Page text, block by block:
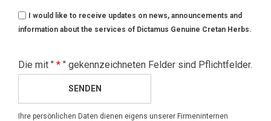
ein I would like to receive updates on news, announcements and
information about the services of Dictamus Genuine Cretan Herbs.
Die mit " * " gekennzeichneten Felder sind Pflichtfelder.
SENDEN
Ihre persönlichen Daten dienen eigens unserer Firmeninternen